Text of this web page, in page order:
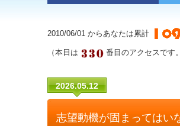
2010/06/01 からあなたは累計
（本日は 番目のアクセスで
2026.05.12
志望動機が固まってはい